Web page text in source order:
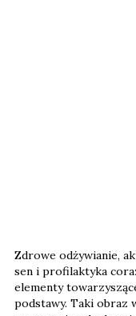
Zdrowe odżywianie,
sen i profilaktyka
elementy
podstawy. Taki obraz